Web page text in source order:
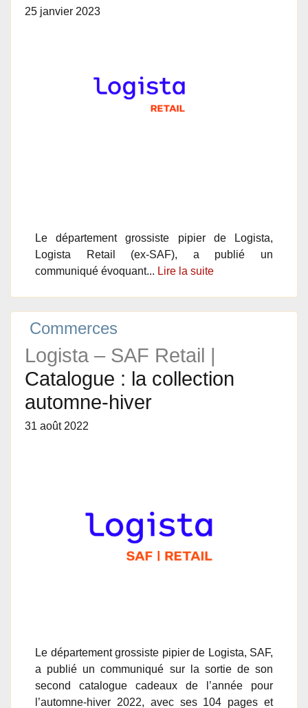
25 janvier 2023
Le département grossiste pipier de Logista,
Logista Retail (ex-SAF), a publié un
communiqué évoquant... Lire la suite
Commerces
Logista – SAF Retail |
Catalogue : la collection
automne-hiver
31 août 2022
Le département grossiste pipier de Logista, SAF,
a publié un communiqué sur la sortie de son
second catalogue cadeaux de l’année pour
l’automne-hiver 2022, avec ses 104 pages et